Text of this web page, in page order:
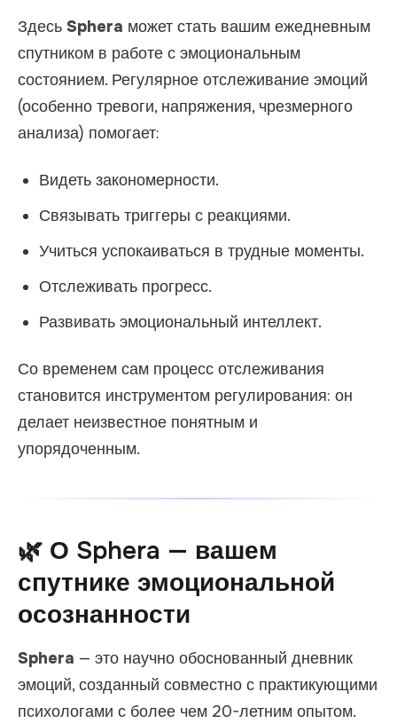
Здесь Sphera может стать вашим ежедневным
спутником в работе с эмоциональным
состоянием. Регулярное отслеживание эмоций
(особенно тревоги, напряжения, чрезмерного
анализа) помогает:
Видеть закономерности.
Связывать триггеры с реакциями.
Учиться успокаиваться в трудные моменты.
Отслеживать прогресс.
Развивать эмоциональный интеллект.
Со временем сам процесс отслеживания
становится инструментом регулирования: он
делает неизвестное понятным и
упорядоченным.
🌿 О Sphera — вашем
спутнике эмоциональной
осознанности
Sphera — это научно обоснованный дневник
эмоций, созданный совместно с практикующими
психологами с более чем 20-летним опытом.